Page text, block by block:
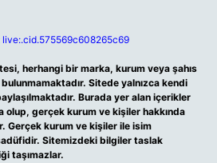
live:.cid.575569c608265c69
herhangi bir marka, kurum veya şahıs
Sitede yalnızca kendi
Burada yer alan içerikler
olup, gerçek kurum ve kişiler hakkında
Gerçek kurum ve kişiler ile isim
Sitemizdeki bilgiler taslak
taşımazlar.